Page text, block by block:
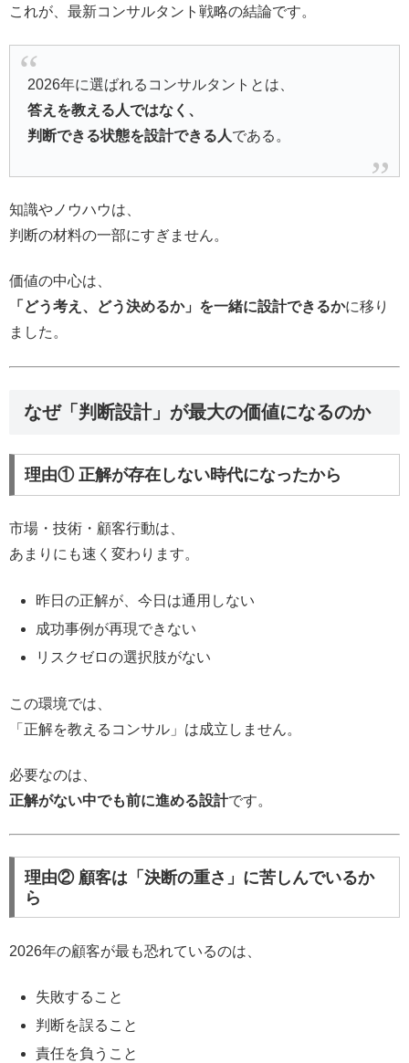
これが、最新コンサルタント戦略の結論です。
2026年に選ばれるコンサルタントとは、
答えを教える人ではなく、
判断できる状態を設計できる人である。
知識やノウハウは、
判断の材料の一部にすぎません。
価値の中心は、
「どう考え、どう決めるか」を一緒に設計できるかに移り
ました。
なぜ「判断設計」が最大の価値になるのか
理由① 正解が存在しない時代になったから
市場・技術・顧客行動は、
あまりにも速く変わります。
昨日の正解が、今日は通用しない
成功事例が再現できない
リスクゼロの選択肢がない
この環境では、
「正解を教えるコンサル」は成立しません。
必要なのは、
正解がない中でも前に進める設計です。
理由② 顧客は「決断の重さ」に苦しんでいるか
ら
2026年の顧客が最も恐れているのは、
失敗すること
判断を誤ること
責任を負うこと